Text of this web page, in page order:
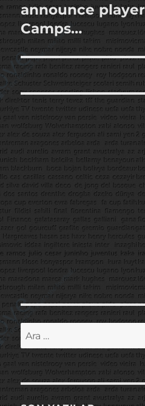
yazı:
announce
Camps…
Ara: